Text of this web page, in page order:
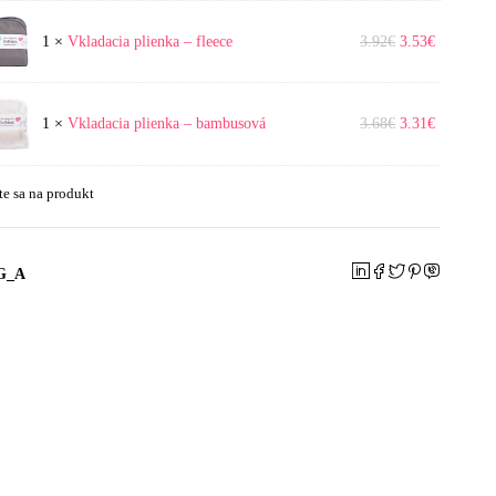
1 ×Vkladacia plienka – fleece 3.92€ 3.53€
1 ×Vkladacia plienka – bambusová 3.68€ 3.31 €
sa na produkt